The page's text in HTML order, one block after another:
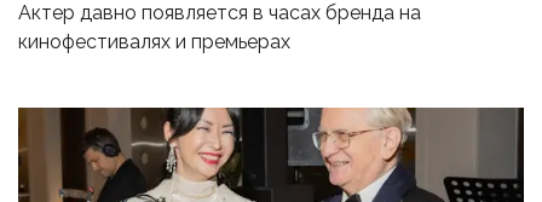
Актер давно появляется в часах бренда на
кинофестивалях и премьерах